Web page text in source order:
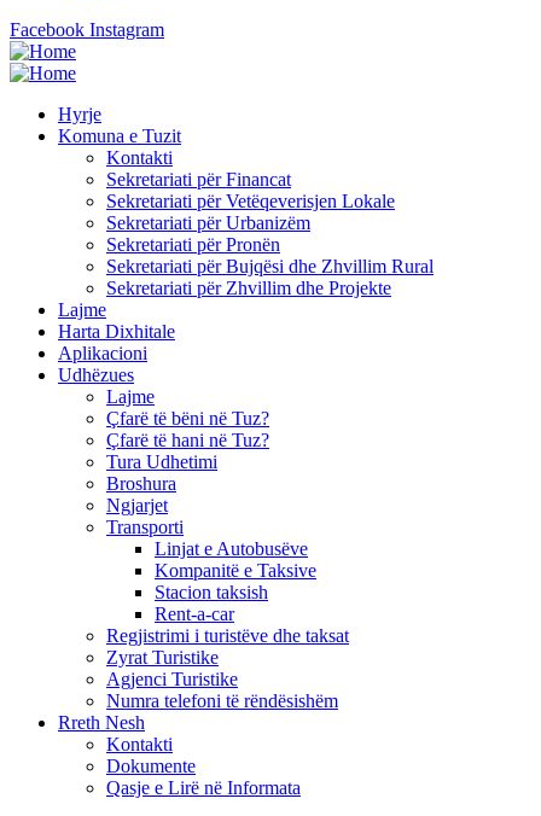
Facebook Instagram
Hyrje
Komuna e Tuzit
Kontakti
Sekretariati për Financat
Sekretariati për Vetëqeverisjen Lokale
Sekretariati për Urbanizëm
Sekretariati për Pronën
Sekretariati për Bujqësi dhe Zhvillim Rural
Sekretariati për Zhvillim dhe Projekte
Lajme
Harta Dixhitale
Aplikacioni
Udhëzues
Lajme
Çfarë të bëni në Tuz?
Çfarë të hani në Tuz?
Tura Udhetimi
Broshura
Ngjarjet
Transporti
Linjat e Autobusëve
Kompanitë e Taksive
Stacion taksish
Rent-a-car
Regjistrimi i turistëve dhe taksat
Zyrat Turistike
Agjenci Turistike
Numra telefoni të rëndësishëm
Rreth Nesh
Kontakti
Dokumente
Qasje e Lirë në Informata